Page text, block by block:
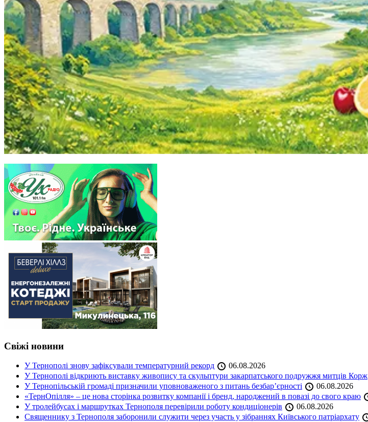
Свіжі новини
У Тернополі знову зафіксували температурний рекорд
06.08.2026
У Тернополі відкриють виставку живопису та скульптури закарпатського подружжя митців Корж
У Тернопільській громаді призначили уповноваженого з питань безбар’єрності
06.08.2026
«ТернОпілля» – це нова сторінка розвитку компанії і бренд, народжений в повазі до свого краю
У тролейбусах і маршрутках Тернополя перевірили роботу кондиціонерів
06.08.2026
Священнику з Тернополя заборонили служити через участь у зібраннях Київського патріархату